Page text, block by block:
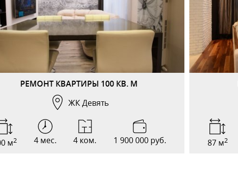
РЕМОНТ КВАРТИРЫ 100 КВ. М
ЖК Девять
м2 4 мес. 4 ком. 1 900 000 руб. 87 м2